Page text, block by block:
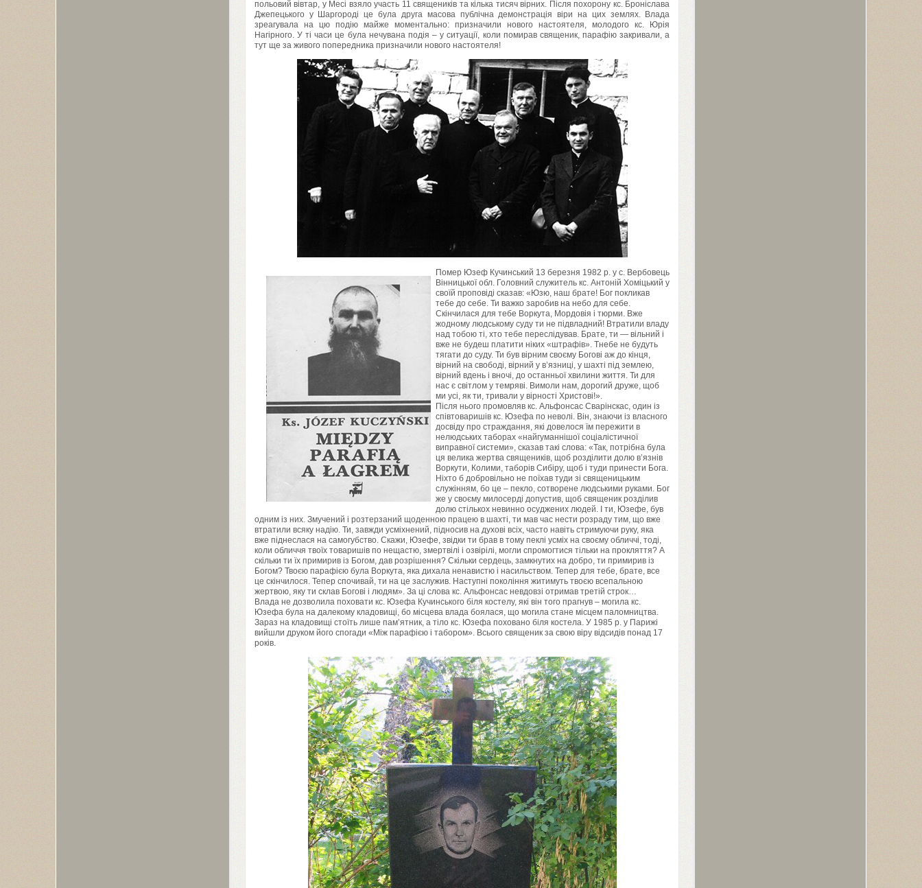
польовий вівтар, у Месі взяло участь 11 священиків та кілька тисяч вірних. Після похорону кс. Броніслава
Джепецького у Шаргороді це була друга масова публічна демонстрація віри на цих землях. Влада
зреагувала на цю подію майже моментально: призначили нового настоятеля, молодого кс. Юрія
Нагірного. У ті часи це була нечувана подія – у ситуації, коли помирав священик, парафію закривали, а
тут ще за живого попередника призначили нового настоятеля!
Помер Юзеф Кучинський 13 березня 1982 р. у с. Вербовець
Вінницької обл. Головний служитель кс. Антоній Хоміцький у
своїй проповіді сказав: «Юзю, наш брате! Бог покликав
тебе до себе. Ти важко заробив на небо для себе.
Скінчилася для тебе Воркута, Мордовія і тюрми. Вже
жодному людському суду ти не підвладний! Втратили владу
над тобою ті, хто тебе переслідував. Брате, ти — вільний і
вже не будеш платити ніких «штрафів». Тнебе не будуть
тягати до суду. Ти був вірним своєму Богові аж до кінця,
вірний на свободі, вірний у в’язниці, у шахті під землею,
вірний вдень і вночі, до останньої хвилини життя. Ти для
нас є світлом у темряві. Вимоли нам, дорогий друже, щоб
ми усі, як ти, тривали у вірності Христові!».
Після нього промовляв кс. Альфонсас Сварінскас, один із
співтоваришів кс. Юзефа по неволі. Він, знаючи із власного
досвіду про страждання, які довелося їм пережити в
нелюдських таборах «найгуманнішої соціалістичної
виправної системи», сказав такі слова: «Так, потрібна була
ця велика жертва священиків, щоб розділити долю в’язнів
Воркути, Колими, таборів Сибіру, щоб і туди принести Бога.
Ніхто б добровільно не поїхав туди зі священицьким
служінням, бо це – пекло, сотворене людськими руками. Бог
же у своєму милосерді допустив, щоб священик розділив
долю стількох невинно осуджених людей. І ти, Юзефе, був
одним із них. Змучений і розтерзаний щоденною працею в шахті, ти мав час нести розраду тим, що вже
втратили всяку надію. Ти, завжди усміхнений, підносив на духові всіх, часто навіть стримуючи руку, яка
вже піднеслася на самогубство. Скажи, Юзефе, звідки ти брав в тому пеклі усміх на своєму обличчі, тоді,
коли обличчя твоїх товаришів по нещастю, змертвілі і озвірілі, могли спромогтися тільки на прокляття? А
скільки ти їх примирив із Богом, дав розрішення? Скільки сердець, замкнутих на добро, ти примирив із
Богом? Твоєю парафією була Воркута, яка дихала ненавистю і насильством. Тепер для тебе, брате, все
це скінчилося. Тепер спочивай, ти на це заслужив. Наступні покоління житимуть твоєю всепальною
жертвою, яку ти склав Богові і людям». За ці слова кс. Альфонсас невдовзі отримав третій строк…
Влада не дозволила поховати кс. Юзефа Кучинського біля костелу, які він того прагнув – могила кс.
Юзефа була на далекому кладовищі, бо місцева влада боялася, що могила стане місцем паломництва.
Зараз на кладовищі стоїть лише пам’ятник, а тіло кс. Юзефа поховано біля костела. У 1985 р. у Парижі
вийшли друком його спогади «Між парафією і табором». Всього священик за свою віру відсидів понад 17
років.